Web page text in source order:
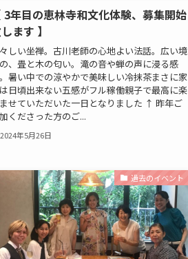
3年目の恵林寺和文化体験、募集開始
ます 】
しい坐禅。古川老師の心地よい法話。広い境
、畳と木の匂い。滝の音や蝉の声に浸る感
暑い中での涼やかで美味しい冷抹茶まさに家
日頃出来ない五感がフル稼働親子で最高に楽
せていただいた一日となりました ↑ 昨年ご
くださった方のご...
2024年5月26日
過去のイベント